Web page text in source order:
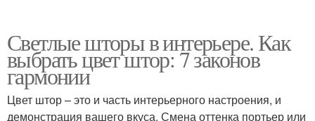
Светлые шторы в интерьере. Как
выбрать цвет штор: 7 законов
гармонии
Цвет штор – это и часть интерьерного настроения, и
демонстрация вашего вкуса. Смена оттенка портьер или